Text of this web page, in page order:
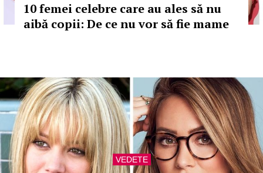
10 femei celebre care au ales să nu
aibă copii: De ce nu vor să fie mame
VEDETE